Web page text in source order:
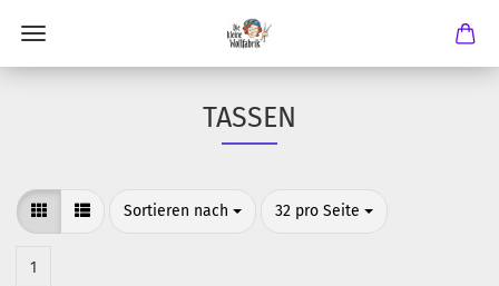
TASSEN
Sortieren nach
Sortieren nach 32 pro Seite
pro Seite
1